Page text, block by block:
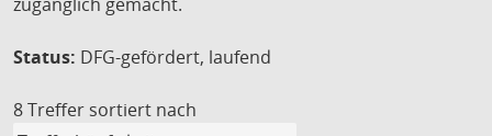
Status: DFG-gefördert, laufend
8 Treffer sortiert nach